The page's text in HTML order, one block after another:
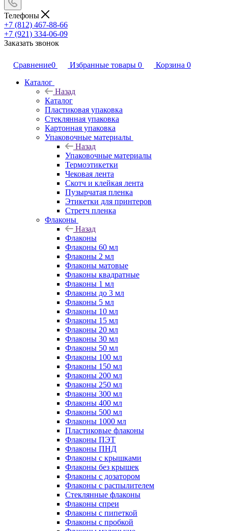
Телефоны
+7 (812) 467-88-66
+7 (921) 334-06-09
Заказать звонок
Сравнение0 Избранные товары 0 Корзина 0
Каталог
Назад
Каталог
Пластиковая упаковка
Стеклянная упаковка
Картонная упаковка
Упаковочные материалы
Назад
Упаковочные материалы
Термоэтикетки
Чековая лента
Скотч и клейкая лента
Пузырчатая пленка
Этикетки для принтеров
Стретч пленка
Флаконы
Назад
Флаконы
Флаконы 60 мл
Флаконы 2 мл
Флаконы матовые
Флаконы квадратные
Флаконы 1 мл
Флаконы до 3 мл
Флаконы 5 мл
Флаконы 10 мл
Флаконы 15 мл
Флаконы 20 мл
Флаконы 30 мл
Флаконы 50 мл
Флаконы 100 мл
Флаконы 150 мл
Флаконы 200 мл
Флаконы 250 мл
Флаконы 300 мл
Флаконы 400 мл
Флаконы 500 мл
Флаконы 1000 мл
Пластиковые флаконы
Флаконы ПЭТ
Флаконы ПНД
Флаконы с крышками
Флаконы без крышек
Флаконы с дозатором
Флаконы с распылителем
Стеклянные флаконы
Флаконы cпреи
Флаконы с пипеткой
Флаконы с пробкой